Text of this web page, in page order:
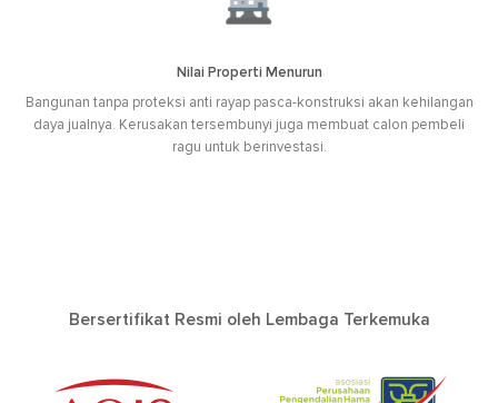
Nilai Properti Menurun
Bangunan tanpa proteksi anti rayap pasca-konstruksi akan kehilangan
daya jualnya. Kerusakan tersembunyi juga membuat calon pembeli
ragu untuk berinvestasi.
Bersertifikat Resmi oleh Lembaga Terkemuka